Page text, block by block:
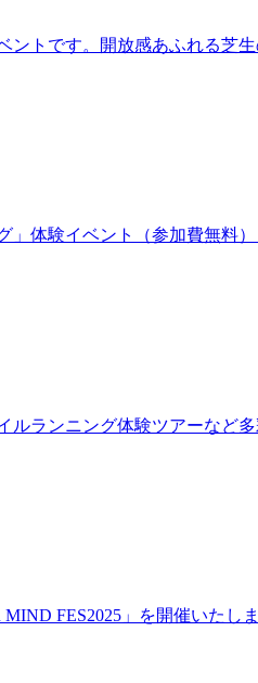
トです。開放感あふれる芝
体験イベント（参加費無料
ランニング体験ツアーなど
FES2025」を開催いた